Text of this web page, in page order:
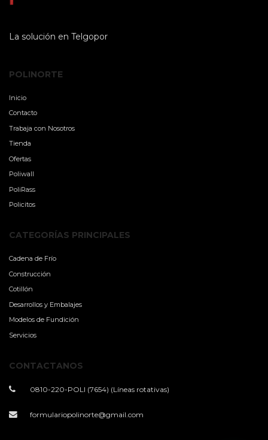
La solución en Telgopor
POLINORTE
Inicio
Contacto
Trabaja con Nosotros
Tienda
Ofertas
Poliwall
PoliRass
Policitos
CATEGORÍAS PRINCIPALES
Cadena de Frío
Construcción
Cotillón
Desarrollos y Embalajes
Modelos de Fundición
Servicios
CONTACTANOS
0810-220-POLI (7654) (Líneas rotativas)
formulariopolinorte@gmail.com